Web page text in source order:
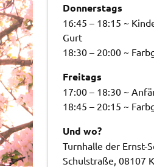
Donnerstags
16:45 – 18:15 ~
Gurt
18:30 – 20:00 ~
Freitags
17:00 – 18:30 ~
18:45 – 20:15 ~
Und wo?
Turnhalle der Ernst-
Schulstraße, 08107